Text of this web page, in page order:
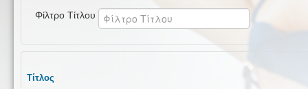
Φίλτρο Τίτλου
Τίτλος